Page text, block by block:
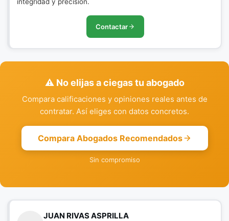
Contactar
⚠️ No elijas a ciegas tu abogado
Compara calificaciones y opiniones reales antes de
contratar. Así eliges con datos concretos.
Compara Abogados Recomendados
Sin compromiso
JUAN RIVAS ASPRILLA